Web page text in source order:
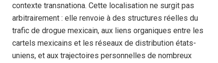
contexte transnationa. Cette localisation ne surgit pas
arbitrairement : elle renvoie à des structures réelles du
trafic de drogue mexicain, aux liens organiques entre les
cartels mexicains et les réseaux de distribution états-
uniens, et aux trajectoires personnelles de nombreux